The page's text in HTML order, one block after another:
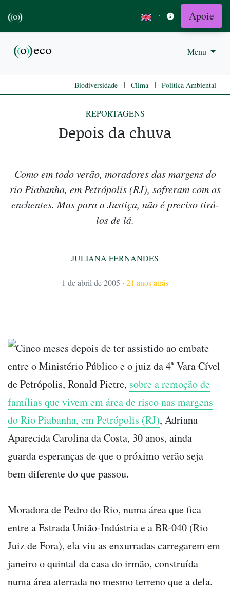
· Apoie
Menu
Biodiversidade | Clima | Politica Ambiental
REPORTAGENS
Depois da chuva
Como em todo verão, moradores das margens do
rio Piabanha, em Petrópolis (RJ), sofreram com as
enchentes. Mas para a Justiça, não é preciso tirá-
los de lá.
JULIANA FERNANDES
1 de abril de 2005 · 21 anos atrás
Cinco meses depois de ter assistido ao embate
entre o Ministério Público e o juiz da 4ª Vara Cível
de Petrópolis, Ronald Pietre, sobre a remoção de
famílias que vivem em área de risco nas margens
do Rio Piabanha, em Petrópolis (RJ), Adriana
Aparecida Carolina da Costa, 30 anos, ainda
guarda esperanças de que o próximo verão seja
bem diferente do que passou.
Moradora de Pedro do Rio, numa área que fica
entre a Estrada União-Indústria e a BR-040 (Rio –
Juiz de Fora), ela viu as enxurradas carregarem em
janeiro o quintal da casa do irmão, construída
numa área aterrada no mesmo terreno que a dela.